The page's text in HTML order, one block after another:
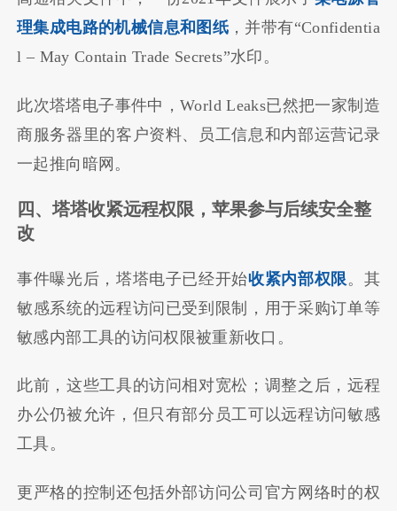
理集成电路的机械信息和图纸 ，并带有“Confidentia
l – May Contain Trade Secrets”水印。
此次塔塔电子事件中，World Leaks已然把一家制造
商服务器里的客户资料、员工信息和内部运营记录
一起推向暗网。
四、塔塔收紧远程权限，苹果参与后续安全整
改
事件曝光后，塔塔电子已经开始收紧内部权限 。其
敏感系统的远程访问已受到限制，用于采购订单等
敏感内部工具的访问权限被重新收口。
此前，这些工具的访问相对宽松；调整之后，远程
办公仍被允许，但只有部分员工可以远程访问敏感
工具。
更严格的控制还包括外部访问公司官方网络时的权